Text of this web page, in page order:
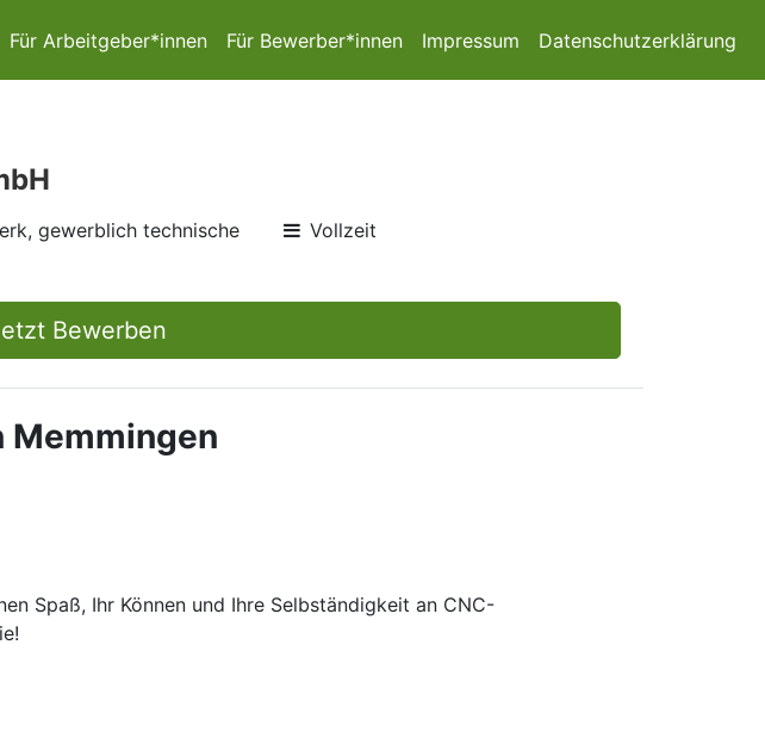
Für Arbeitgeber*innen Für Bewerber*innen Impressum Datenschutzerklärung
gewerblich technische
Vollzeit
Bewerben
Memmingen
Spaß, Ihr Können und Ihre Selbständigkeit an CNC-